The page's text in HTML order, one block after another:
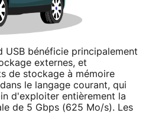
USB bénéficie principalement
externes, et
de stockage à mémoire
le langage courant, qui
d'exploiter entièrement la
de 5 Gbps (625 Mo/s). Les